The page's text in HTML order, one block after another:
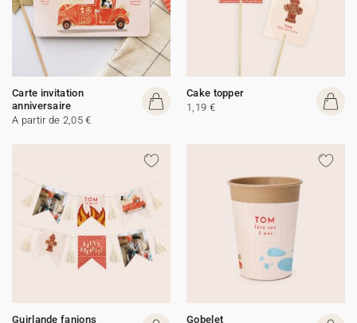
Carte invitation
anniversaire
A partir de 2,05 €
Cake topper
1,19 €
Guirlande fanions
Gobelet